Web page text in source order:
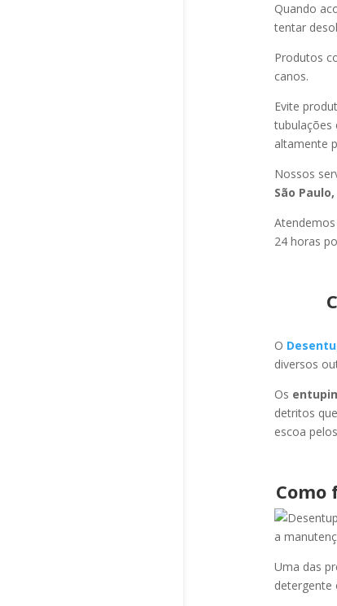
Quando
tentar
Produtos
canos.
Evite
tubulações
altamente
Nossos
São
24 horas
O
diversos
Os
detritos
escoa
a
Uma das
detergente